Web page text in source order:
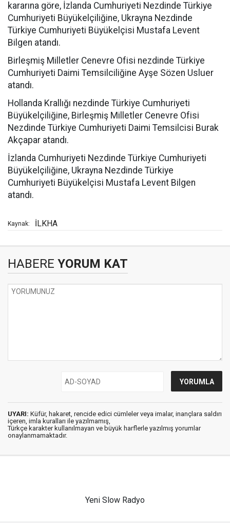
kararına göre, İzlanda Cumhuriyeti Nezdinde Türkiye
Cumhuriyeti Büyükelçiliğine, Ukrayna Nezdinde
Türkiye Cumhuriyeti Büyükelçisi Mustafa Levent
Bilgen atandı.
Birleşmiş Milletler Cenevre Ofisi nezdinde Türkiye
Cumhuriyeti Daimi Temsilciliğine Ayşe Sözen Usluer
atandı.
Hollanda Krallığı nezdinde Türkiye Cumhuriyeti
Büyükelçiliğine, Birleşmiş Milletler Cenevre Ofisi
Nezdinde Türkiye Cumhuriyeti Daimi Temsilcisi Burak
Akçapar atandı.
İzlanda Cumhuriyeti Nezdinde Türkiye Cumhuriyeti
Büyükelçiliğine, Ukrayna Nezdinde Türkiye
Cumhuriyeti Büyükelçisi Mustafa Levent Bilgen
atandı.
Kaynak: İLKHA
HABERE YORUM KAT
UYARI: Küfür, hakaret, rencide edici cümleler veya imalar, inançlara saldırı
içeren, imla kuralları ile yazılmamış,
Türkçe karakter kullanılmayan ve büyük harflerle yazılmış yorumlar
onaylanmamaktadır.
Yeni Slow Radyo